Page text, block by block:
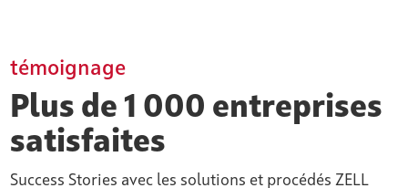
témoignage
Plus de 1 000 entreprises
satisfaites
Success Stories avec les solutions et procédés ZELL